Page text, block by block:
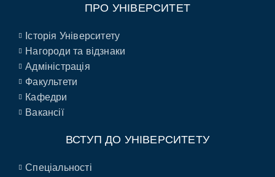
ПРО УНІВЕРСИТЕТ
Історія Університету
Нагороди та відзнаки
Адміністрація
Факультети
Кафедри
Вакансії
ВСТУП ДО УНІВЕРСИТЕТУ
Спеціальності